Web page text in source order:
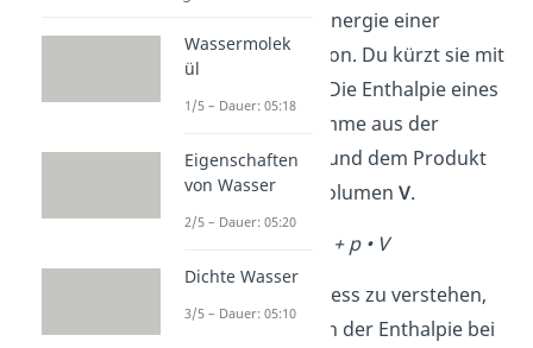
Menge an Wärmeenergie einer
chemischen Reaktion. Du kürzt sie mit
ab. Die Enthalpie eines
Systems ist die Summe aus der
inneren Energie
und dem Produkt
aus Druckpund VolumenV.
H = U + p • V
Um den Satz von Hess zu verstehen,
sind folgende Arten der Enthalpie bei
Wassermolek
ül
1/5 – Dauer: 05:18
Eigenschaften
von Wasser
2/5 – Dauer: 05:20
Dichte Wasser
3/5 – Dauer: 05:10